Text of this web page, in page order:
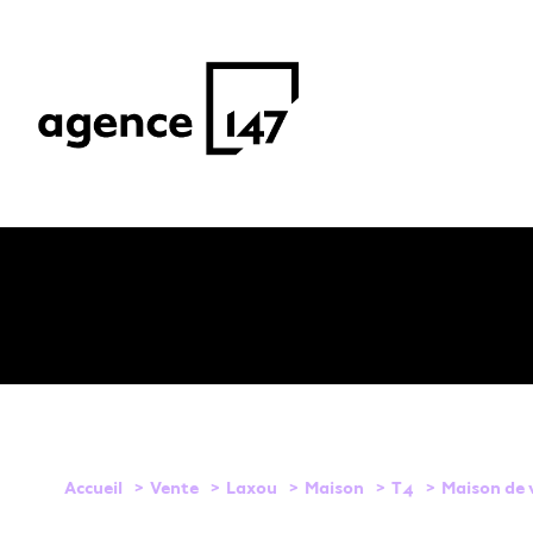
Accueil Vente Laxou Maison T4 Maison de